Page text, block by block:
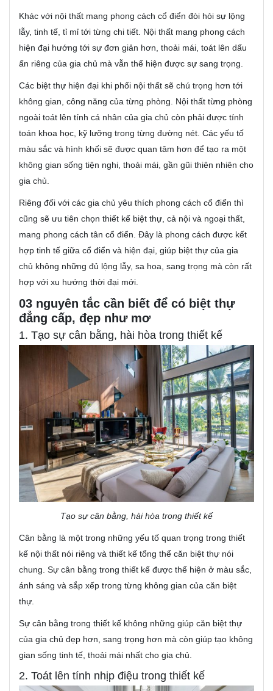
Khác với nội thất mang phong cách cổ điển đòi hỏi sự lộng
lẫy, tinh tế, tỉ mỉ tới từng chi tiết. Nội thất mang phong cách
hiện đại hướng tới sự đơn giản hơn, thoải mái, toát lên dấu
ấn riêng của gia chủ mà vẫn thể hiện được sự sang trọng.
Các biệt thự hiện đại khi phối nội thất sẽ chú trọng hơn tới
không gian, công năng của từng phòng. Nội thất từng phòng
ngoài toát lên tính cá nhân của gia chủ còn phải được tính
toán khoa học, kỹ lưỡng trong từng đường nét. Các yếu tố
màu sắc và hình khối sẽ được quan tâm hơn để tạo ra một
không gian sống tiện nghi, thoải mái, gần gũi thiên nhiên cho
gia chủ.
Riêng đối với các gia chủ yêu thích phong cách cổ điển thì
cũng sẽ ưu tiên chọn thiết kế biệt thự, cả nội và ngoại thất,
mang phong cách tân cổ điển. Đây là phong cách được kết
hợp tinh tế giữa cổ điển và hiện đại, giúp biệt thự của gia
chủ không những đủ lộng lẫy, sa hoa, sang trọng mà còn rất
hợp với xu hướng thời đại mới.
03 nguyên tắc cần biết để có biệt thự
đẳng cấp, đẹp như mơ
1. Tạo sự cân bằng, hài hòa trong thiết kế
Tạo sự cân bằng, hài hòa trong thiết kế
Cân bằng là một trong những yếu tố quan trọng trong thiết
kế nội thất nói riêng và thiết kế tổng thể căn biệt thự nói
chung. Sự cân bằng trong thiết kế được thể hiện ở màu sắc,
ánh sáng và sắp xếp trong từng không gian của căn biệt
thự.
Sự cân bằng trong thiết kế không những giúp căn biệt thự
của gia chủ đẹp hơn, sang trọng hơn mà còn giúp tạo không
gian sống tinh tế, thoải mái nhất cho gia chủ.
2. Toát lên tính nhịp điệu trong thiết kế